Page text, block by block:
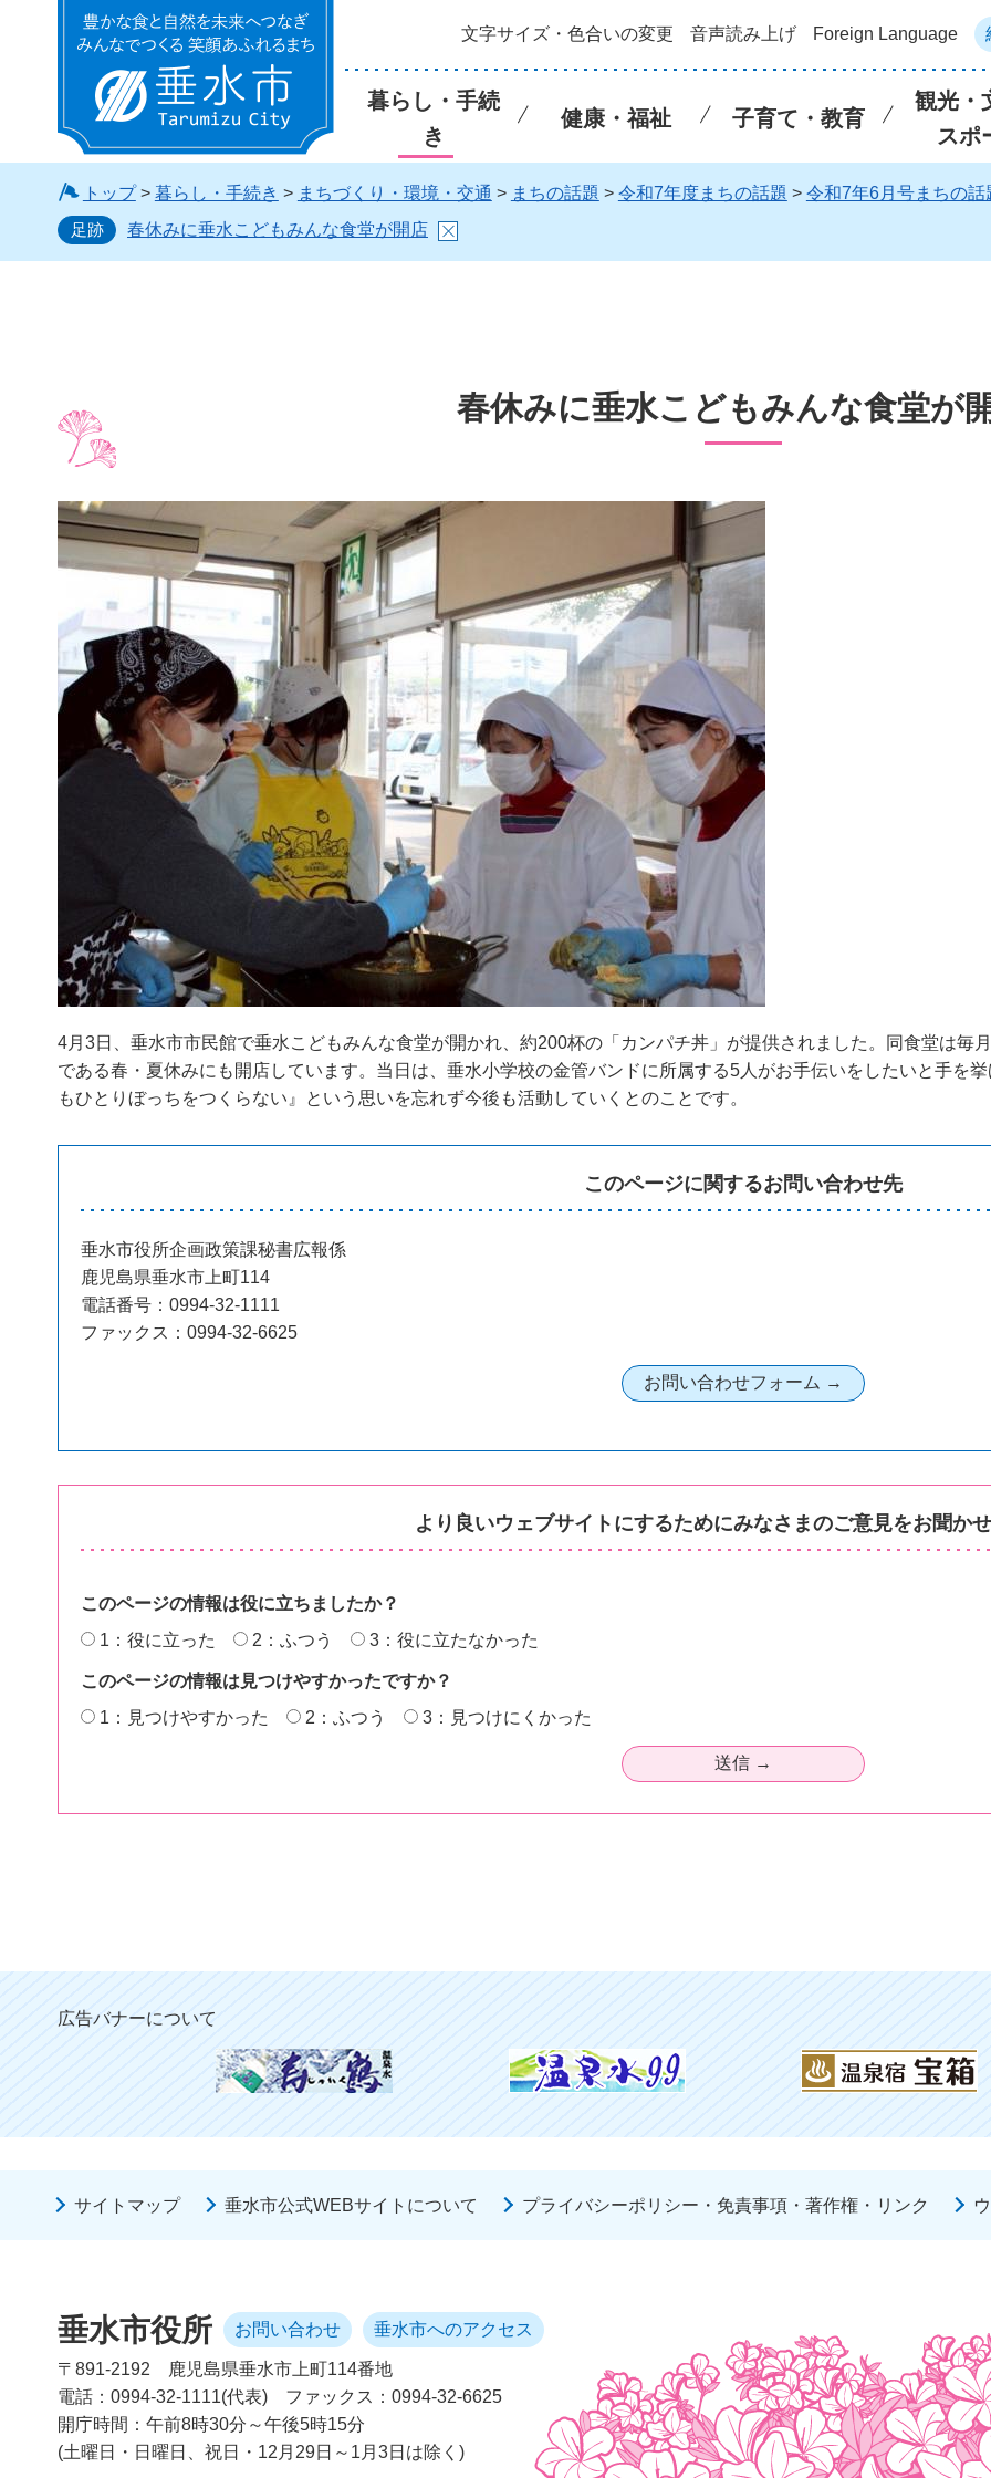
垂水市 文字サイズ・色合いの変更 音声読み上げ Foreign Language
暮らし・手続
き
健康・福祉 子育て・教育
観光・
スポ
トップ> 暮らし・手続き > まちづくり・環境・交通 > まちの話題 > 令和7年度まちの話題 > 令和7年6月号まちの話
足跡
春休みに垂水こどもみんな食堂が開店
春休みに垂水こどもみんな食堂が
4月3日、垂水市市民館で垂水こどもみんな食堂が開かれ、約200杯の「カンパチ丼」が提供されました。同食堂は毎
である春・夏休みにも開店しています。当日は、垂水小学校の金管バンドに所属する5人がお手伝いをしたいと手を
もひとりぼっちをつくらない』という思いを忘れず今後も活動していくとのことです。
このページに関するお問い合わせ先
垂水市役所企画政策課秘書広報係
鹿児島県垂水市上町114
電話番号：0994-32-1111
ファックス：0994-32-6625
より良いウェブサイトにするためにみなさまのご意見をお聞か
このページの情報は役に立ちましたか？
1：役に立った
2：ふつう 3：役に立たなかった
このページの情報は見つけやすかったですか？
1：見つけやすかった
2：ふつう 3：見つけにくかった
広告バナーについて
サイトマップ 垂水市公式WEBサイトについて プライバシーポリシー・免責事項・著作権・リンク
垂水市役所 お問い合わせ 垂水市へのアクセス
〒891-2192
鹿児島県垂水市上町114番地
電話：0994-32-1111(代表)
ファックス：0994-32-6625
開庁時間：午前8時30分～午後5時15分
(土曜日・日曜日、祝日・12月29日～1月3日は除く)